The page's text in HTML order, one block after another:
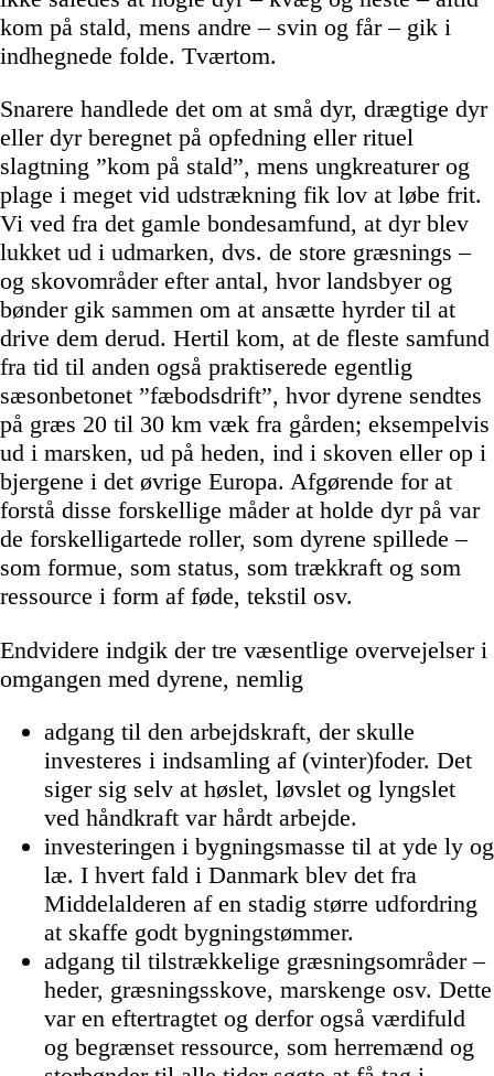
kom på stald, mens andre – svin og får – gik i
indhegnede folde. Tværtom.
Snarere handlede det om at små dyr, drægtige dyr
eller dyr beregnet på opfedning eller rituel
slagtning ”kom på stald”, mens ungkreaturer og
plage i meget vid udstrækning fik lov at løbe frit.
Vi ved fra det gamle bondesamfund, at dyr blev
lukket ud i udmarken, dvs. de store græsnings –
og skovområder efter antal, hvor landsbyer og
bønder gik sammen om at ansætte hyrder til at
drive dem derud. Hertil kom, at de fleste samfund
fra tid til anden også praktiserede egentlig
sæsonbetonet ”fæbodsdrift”, hvor dyrene sendtes
på græs 20 til 30 km væk fra gården; eksempelvis
ud i marsken, ud på heden, ind i skoven eller op i
bjergene i det øvrige Europa. Afgørende for at
forstå disse forskellige måder at holde dyr på var
de forskelligartede roller, som dyrene spillede –
som formue, som status, som trækkraft og som
ressource i form af føde, tekstil osv.
Endvidere indgik der tre væsentlige overvejelser i
omgangen med dyrene, nemlig
adgang til den arbejdskraft, der skulle
investeres i indsamling af (vinter)foder. Det
siger sig selv at høslet, løvslet og lyngslet
ved håndkraft var hårdt arbejde.
investeringen i bygningsmasse til at yde ly og
læ. I hvert fald i Danmark blev det fra
Middelalderen af en stadig større udfordring
at skaffe godt bygningstømmer.
adgang til tilstrækkelige græsningsområder –
heder, græsningsskove, marskenge osv. Dette
var en eftertragtet og derfor også værdifuld
og begrænset ressource, som herremænd og